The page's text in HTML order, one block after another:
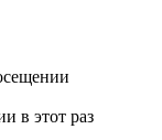
в этот раз